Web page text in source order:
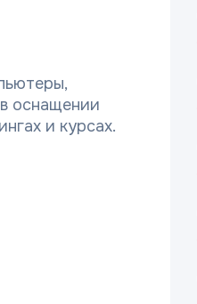
оснащении
и курсах.